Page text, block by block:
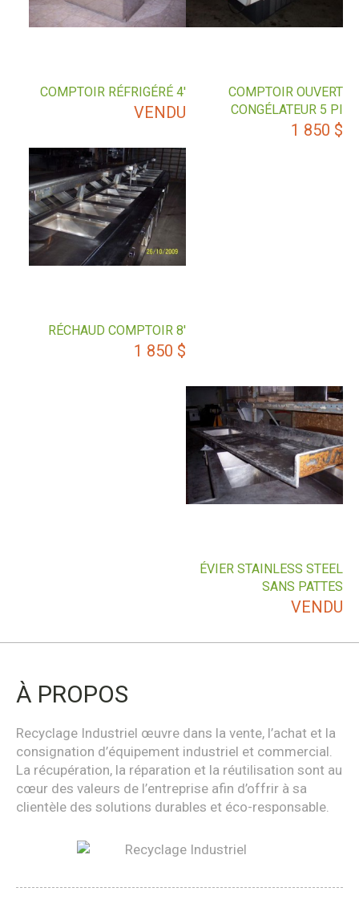
COMPTOIR OUVERT
CONGÉLATEUR 5 PI
1 850 $
COMPTOIR RÉFRIGÉRÉ 4′
VENDU
RÉCHAUD COMPTOIR 8′
1 850 $
ÉVIER STAINLESS STEEL
SANS PATTES
VENDU
À PROPOS
Recyclage Industriel œuvre dans la vente, l’achat et la
consignation d’équipement industriel et commercial.
La récupération, la réparation et la réutilisation sont au
cœur des valeurs de l’entreprise afin d’offrir à sa
clientèle des solutions durables et éco-responsable.